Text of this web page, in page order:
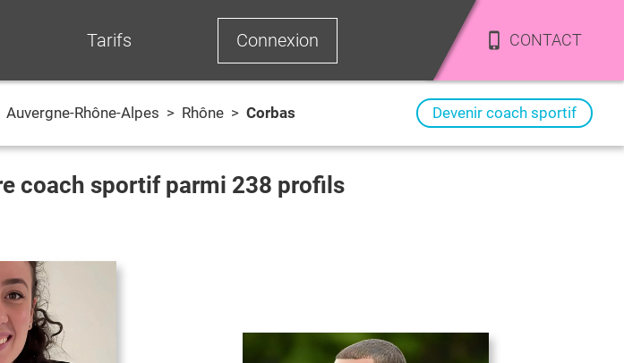
Tarifs Connexion CONTACT
Auvergne-Rhône-Alpes > Rhône > Corbas Devenir coach sportif
coach sportif parmi 238 profils